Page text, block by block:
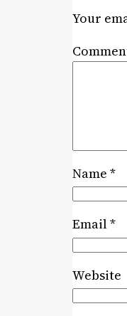
Your
Name *
Email*
Website